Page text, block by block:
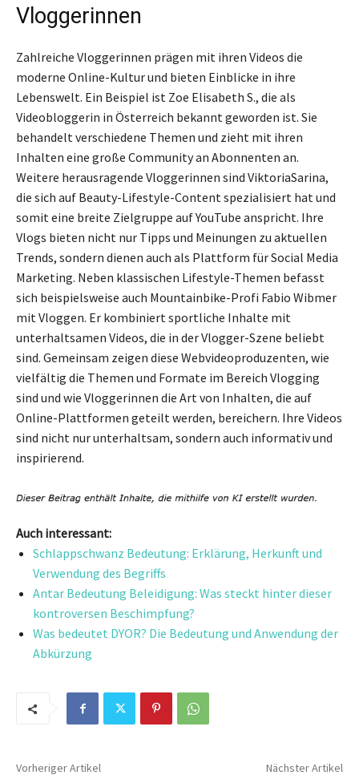
Vloggerinnen
Zahlreiche Vloggerinnen prägen mit ihren Videos die
moderne Online-Kultur und bieten Einblicke in ihre
Lebenswelt. Ein Beispiel ist Zoe Elisabeth S., die als
Videobloggerin in Österreich bekannt geworden ist. Sie
behandelt verschiedene Themen und zieht mit ihren
Inhalten eine große Community an Abonnenten an.
Weitere herausragende Vloggerinnen sind ViktoriaSarina,
die sich auf Beauty-Lifestyle-Content spezialisiert hat und
somit eine breite Zielgruppe auf YouTube anspricht. Ihre
Vlogs bieten nicht nur Tipps und Meinungen zu aktuellen
Trends, sondern dienen auch als Plattform für Social Media
Marketing. Neben klassischen Lifestyle-Themen befasst
sich beispielsweise auch Mountainbike-Profi Fabio Wibmer
mit Vloggen. Er kombiniert sportliche Inhalte mit
unterhaltsamen Videos, die in der Vlogger-Szene beliebt
sind. Gemeinsam zeigen diese Webvideoproduzenten, wie
vielfältig die Themen und Formate im Bereich Vlogging
sind und wie Vloggerinnen die Art von Inhalten, die auf
Online-Plattformen geteilt werden, bereichern. Ihre Videos
sind nicht nur unterhaltsam, sondern auch informativ und
inspirierend.
Auch interessant:
Schlappschwanz Bedeutung: Erklärung, Herkunft und
Verwendung des Begriffs
Antar Bedeutung Beleidigung: Was steckt hinter dieser
kontroversen Beschimpfung?
Was bedeutet DYOR? Die Bedeutung und Anwendung der
Abkürzung
Vorheriger Artikel Nächster Artikel